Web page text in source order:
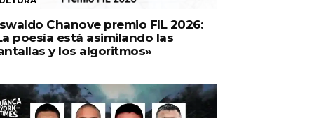
Chanove premio FIL 2026:
poesía está asimilando las
y los algoritmos»